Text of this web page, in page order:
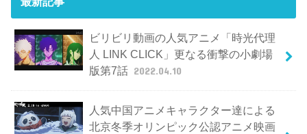
ビリビリ動画の人気アニメ「時光代理
人 LINK CLICK」更なる衝撃の小劇場
版第7話 2022.04.10
人気中国アニメキャラクター達による
北京冬季オリンピック公認アニメ映画